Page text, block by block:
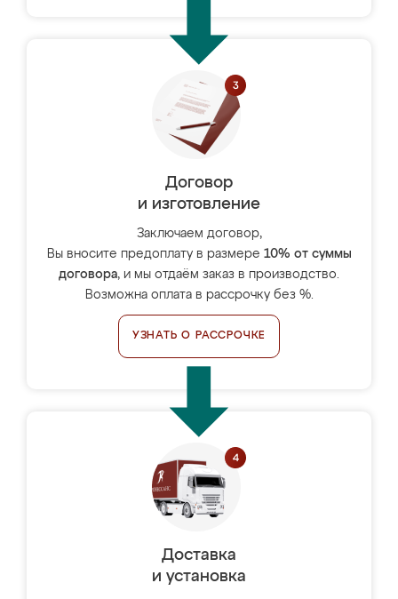
Договор
и изготовление
Заключаем договор,
Вы вносите предоплату в размере 10% от суммы
договора, и мы отдаём заказ в производство.
Возможна оплата в рассрочку без %.
УЗНАТЬ О РАССРОЧКЕ
Доставка
и установка